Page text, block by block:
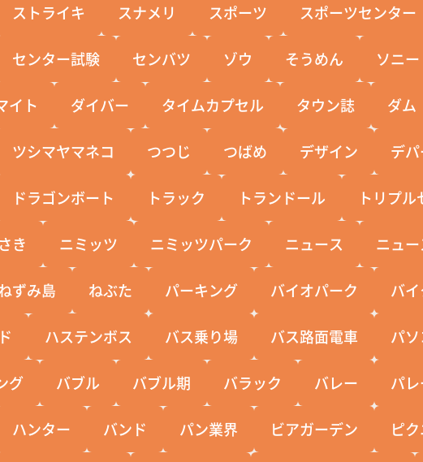
ストライキ スナメリ スポーツ スポーツセンター
センター試験 センバツ ゾウ そうめん ソニー
イト ダイバー タイムカプセル タウン誌 ダム
ツシマヤマネコ つつじ つばめ デザイン デ
ドラゴンボート トラック トランドール トリプル
き ニミッツ ニミッツパーク ニュース ニュ
ずみ島 ねぶた パーキング バイオパーク バイ
ハステンボス バス乗り場 バス路面電車 パ
グ バブル バブル期 バラック バレー パ
ハンター バンド パン業界 ビアガーデン ピ